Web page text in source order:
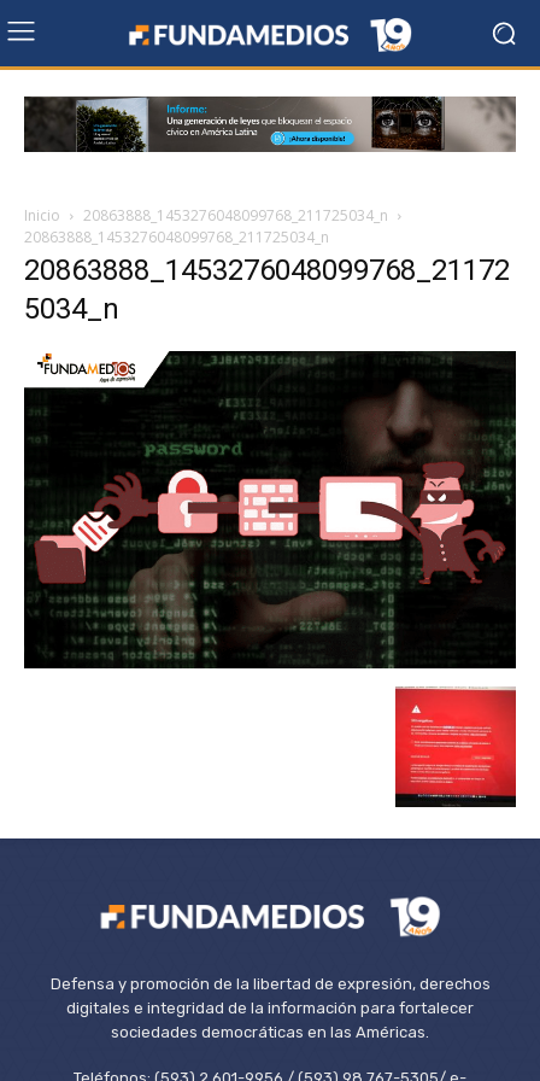
Inicio
20863888_1453276048099768_211725034_n
20863888_1453276048099768_211725034_n
20863888_1453276048099768_21172
5034_n
Defensa y promoción de la libertad de expresión, derechos
digitales e integridad de la información para fortalecer
sociedades democráticas en las Américas.